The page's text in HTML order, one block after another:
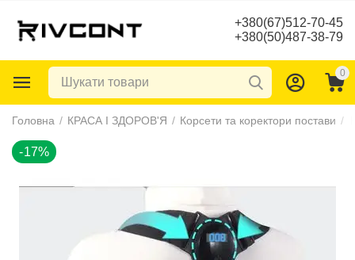
+380(67)512-70-45
+380(50)487-38-79
0
Головна / КРАСА І ЗДОРОВ'Я / Корсети та коректори постави /